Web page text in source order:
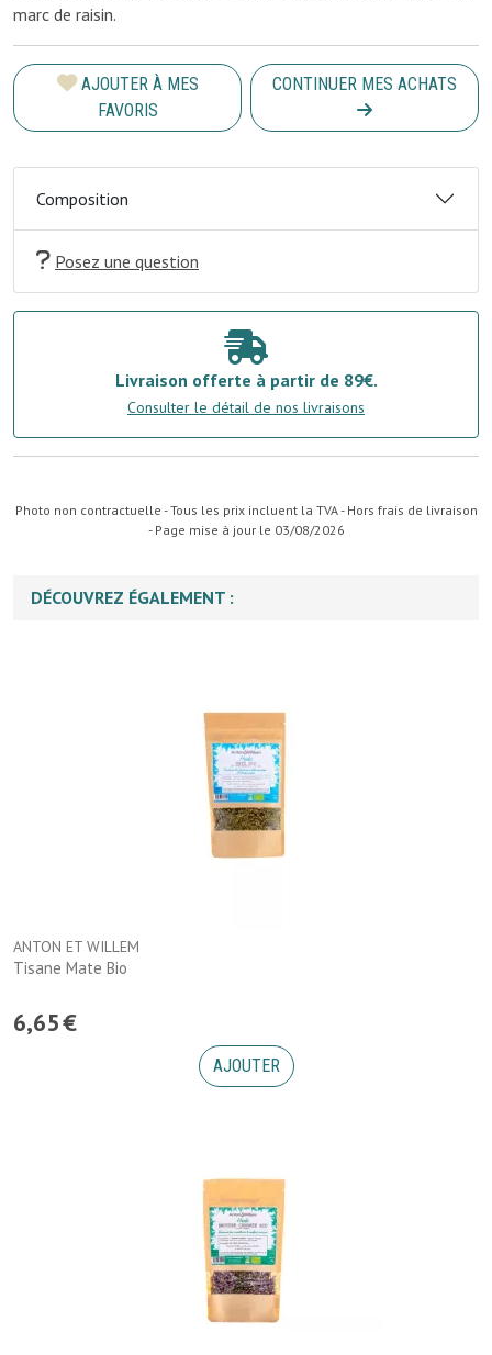
marc de raisin.
AJOUTER À MES
FAVORIS
CONTINUER MES ACHATS
Composition
Posez une question
Livraison offerte à partir de 89€.
Consulter le détail de nos livraisons
Photo non contractuelle - Tous les prix incluent la TVA - Hors frais de livraison
- Page mise à jour le 03/08/2026
DÉCOUVREZ ÉGALEMENT :
ANTON ET WILLEM
Tisane Mate Bio
6,65€
AJOUTER